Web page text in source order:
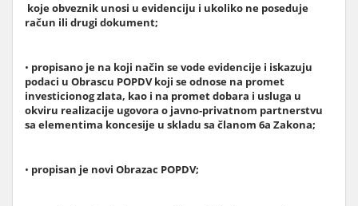
koje obveznik unosi u evidenciju i ukoliko ne poseduje
račun ili drugi dokument;
• propisano je na koji način se vode evidencije i iskazuju
podaci u Obrascu POPDV koji se odnose na promet
investicionog zlata, kao i na promet dobara i usluga u
okviru realizacije ugovora o javno-privatnom partnerstvu
sa elementima koncesije u skladu sa članom 6a Zakona;
• propisan je novi Obrazac POPDV;